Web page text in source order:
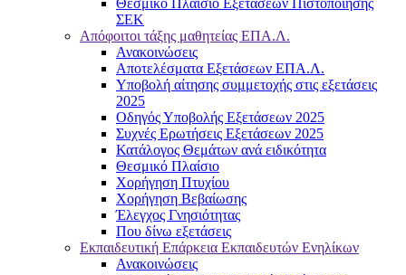
Θεσμικό Πλαίσιο Εξετάσεων Πιστοποίησης
ΣΕΚ
Απόφοιτοι τάξης μαθητείας ΕΠΑ.Λ.
Ανακοινώσεις
Αποτελέσματα Εξετάσεων ΕΠΑ.Λ.
Υποβολή αίτησης συμμετοχής στις εξετάσεις
2025
Οδηγός Υποβολής Εξετάσεων 2025
Συχνές Ερωτήσεις Εξετάσεων 2025
Κατάλογος Θεμάτων ανά ειδικότητα
Θεσμικό Πλαίσιο
Χορήγηση Πτυχίου
Χορήγηση Βεβαίωσης
Έλεγχος Γνησιότητας
Που δίνω εξετάσεις
Εκπαιδευτική Επάρκεια Εκπαιδευτών Ενηλίκων
Ανακοινώσεις